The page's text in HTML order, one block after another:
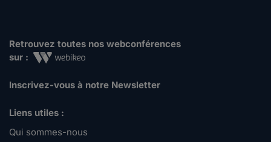
Retrouvez toutes nos webconférences
sur :
Inscrivez-vous à notre Newsletter
Liens utiles :
Qui sommes-nous